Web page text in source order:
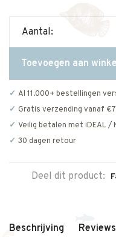
Aantal:
Toevoegen aan
Al 11.000+ bestellingen
Gratis verzending vanaf
Veilig betalen met iDEAL
30 dagen retour
Deel dit product:
Beschrijving Reviews